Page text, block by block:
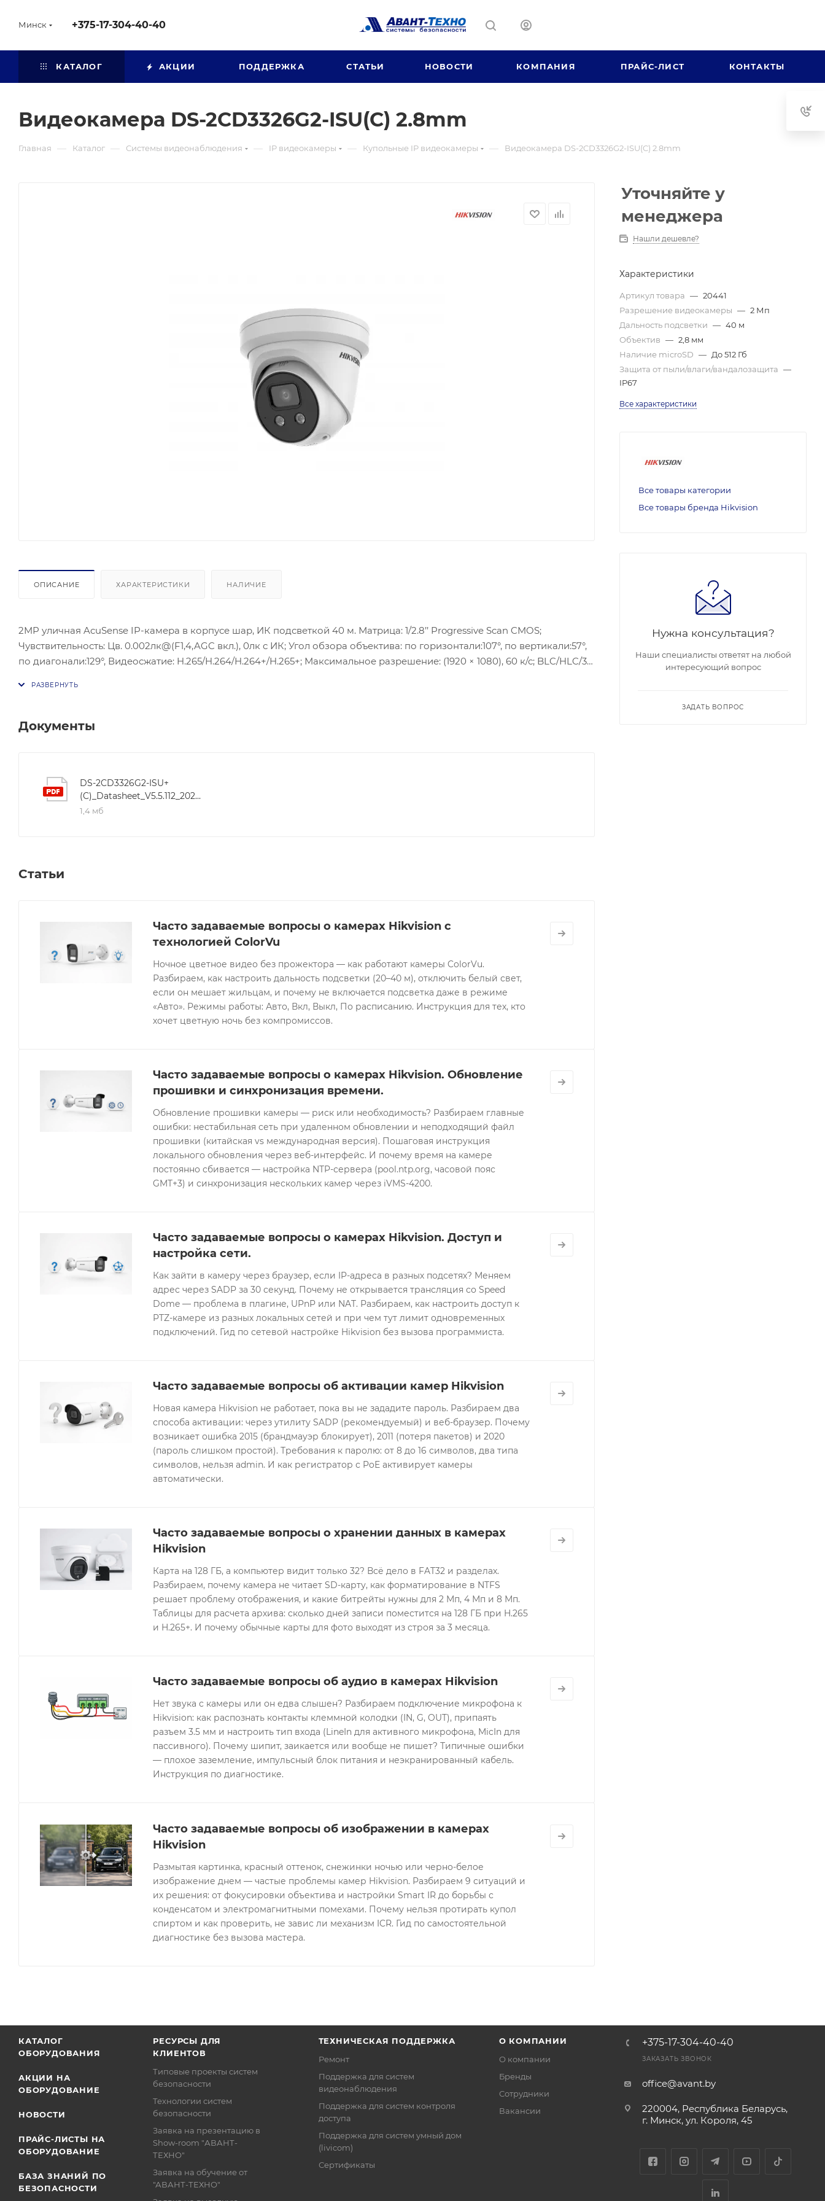
Минск +375-17-304-40-40
КАТАЛОГ АКЦИИ ПОДДЕРЖКА СТАТЬИ НОВОСТИ КОМПАНИЯ ПРАЙС-ЛИСТ КОНТАКТЫ
Видеокамера DS-2CD3326G2-ISU(C) 2.8mm
Главная — Каталог — Системы видеонаблюдения — IP видеокамеры — Купольные IP видеокамеры — Видеокамера DS-2CD3326G2-ISU(C) 2.8mm
ОПИСАНИЕ ХАРАКТЕРИСТИКИ НАЛИЧИЕ
2MP уличная AcuSense IP-камера в корпусе шар, ИК подсветкой 40 м. Матрица: 1/2.8’’ Progressive Scan CMOS;
Чувствительность: Цв. 0.002лк@(F1,4,AGC вкл.), 0лк с ИК; Угол обзора объектива: по горизонтали:107°, по вертикали:57°,
по диагонали:129°, Видеосжатие: H.265/H.264/H.264+/H.265+; Максимальное разрешение: (1920 × 1080), 60 к/с; BLC/HLC/3D
Документы
DS-2CD3326G2-ISU+
(C)_Datasheet_V5.5.112_20230208
1,4 мб
Статьи
Часто задаваемые вопросы о камерах Hikvision с
технологией ColorVu
Ночное цветное видео без прожектора — как работают камеры ColorVu.
Разбираем, как настроить дальность подсветки (20–40 м), отключить белый свет,
если он мешает жильцам, и почему не включается подсветка даже в режиме
«Авто». Режимы работы: Авто, Вкл, Выкл, По расписанию. Инструкция для тех, кто
хочет цветную ночь без компромиссов.
Часто задаваемые вопросы о камерах Hikvision. Обновление
прошивки и синхронизация времени.
Обновление прошивки камеры — риск или необходимость? Разбираем главные
ошибки: нестабильная сеть при удаленном обновлении и неподходящий файл
прошивки (китайская vs международная версия). Пошаговая инструкция
локального обновления через веб-интерфейс. И почему время на камере
постоянно сбивается — настройка NTP-сервера (pool.ntp.org, часовой пояс
GMT+3) и синхронизация нескольких камер через iVMS-4200.
Часто задаваемые вопросы о камерах Hikvision. Доступ и
настройка сети.
Как зайти в камеру через браузер, если IP-адреса в разных подсетях? Меняем
адрес через SADP за 30 секунд. Почему не открывается трансляция со Speed
Dome — проблема в плагине, UPnP или NAT. Разбираем, как настроить доступ к
PTZ-камере из разных локальных сетей и при чем тут лимит одновременных
подключений. Гид по сетевой настройке Hikvision без вызова программиста.
Часто задаваемые вопросы об активации камер Hikvision
Новая камера Hikvision не работает, пока вы не зададите пароль. Разбираем два
способа активации: через утилиту SADP (рекомендуемый) и веб-браузер. Почему
возникает ошибка 2015 (брандмауэр блокирует), 2011 (потеря пакетов) и 2020
(пароль слишком простой). Требования к паролю: от 8 до 16 символов, два типа
символов, нельзя admin. И как регистратор с PoE активирует камеры
автоматически.
Часто задаваемые вопросы о хранении данных в камерах
Hikvision
Карта на 128 ГБ, а компьютер видит только 32? Всё дело в FAT32 и разделах.
Разбираем, почему камера не читает SD-карту, как форматирование в NTFS
решает проблему отображения, и какие битрейты нужны для 2 Мп, 4 Мп и 8 Мп.
Таблицы для расчета архива: сколько дней записи поместится на 128 ГБ при H.265
и H.265+. И почему обычные карты для фото выходят из строя за 3 месяца.
Часто задаваемые вопросы об аудио в камерах Hikvision
Нет звука с камеры или он едва слышен? Разбираем подключение микрофона к
Hikvision: как распознать контакты клеммной колодки (IN, G, OUT), припаять
разъем 3.5 мм и настроить тип входа (LineIn для активного микрофона, MicIn для
пассивного). Почему шипит, заикается или вообще не пишет? Типичные ошибки
— плохое заземление, импульсный блок питания и неэкранированный кабель.
Инструкция по диагностике.
Часто задаваемые вопросы об изображении в камерах
Hikvision
Размытая картинка, красный оттенок, снежинки ночью или черно-белое
изображение днем — частые проблемы камер Hikvision. Разбираем 9 ситуаций и
их решения: от фокусировки объектива и настройки Smart IR до борьбы с
конденсатом и электромагнитными помехами. Почему нельзя протирать купол
спиртом и как проверить, не завис ли механизм ICR. Гид по самостоятельной
диагностике без вызова мастера.
Уточняйте у
менеджера
Нашли дешевле?
Характеристики
Артикул товара — 20441
Разрешение видеокамеры — 2 Мп
Дальность подсветки — 40 м
Объектив — 2,8 мм
Наличие microSD — До 512 Гб
Защита от пыли/влаги/вандалозащита —
IP67
Все характеристики
Все товары категории
Все товары бренда Hikvision
Нужна консультация?
Наши специалисты ответят на любой
интересующий вопрос
ЗАДАТЬ ВОПРОС
КАТАЛОГ
ОБОРУДОВАНИЯ
АКЦИИ НА
ОБОРУДОВАНИЕ
НОВОСТИ
ПРАЙС-ЛИСТЫ НА
ОБОРУДОВАНИЕ
БАЗА ЗНАНИЙ ПО
БЕЗОПАСНОСТИ
РЕСУРСЫ ДЛЯ
КЛИЕНТОВ
Типовые проекты систем
безопасности
Технологии систем
безопасности
Заявка на презентацию в
Show-room "АВАНТ-
ТЕХНО"
Заявка на обучение от
"АВАНТ-ТЕХНО"
ТЕХНИЧЕСКАЯ ПОДДЕРЖКА
Ремонт
Поддержка для систем
видеонаблюдения
Поддержка для систем контроля
доступа
Поддержка для систем умный дом
(livicom)
Сертификаты
О КОМПАНИИ
О компании
Бренды
Сотрудники
Вакансии
+375-17-304-40-40
ЗАКАЗАТЬ ЗВОНОК
office@avant.by
220004, Республика Беларусь,
г. Минск, ул. Короля, 45